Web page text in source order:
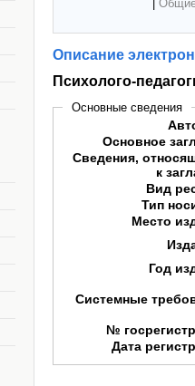
Описание
Психолого-
Основные сведения
Основное
Сведения,
к
Вид
Тип
Место
Год
Системные
№
Дата